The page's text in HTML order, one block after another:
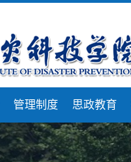
管理制度 思政教育